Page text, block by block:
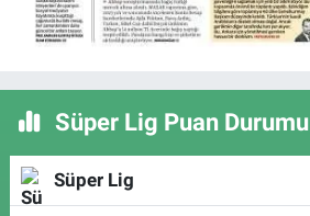
Süper Lig Puan Durumu
Süper Lig